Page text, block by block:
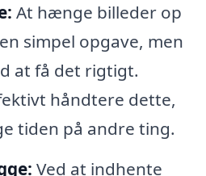
At hænge billeder op
simpel opgave, men
at få det rigtigt.
håndtere dette,
tiden på andre ting.
Ved at indhente